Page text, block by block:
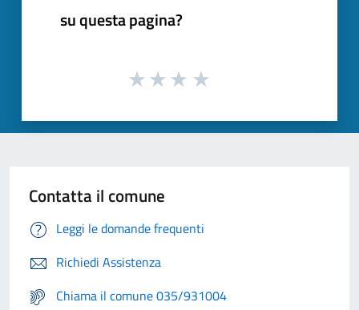
su questa pagina?
Contatta il comune
Leggi le domande frequenti
Richiedi Assistenza
Chiama il comune 035/931004